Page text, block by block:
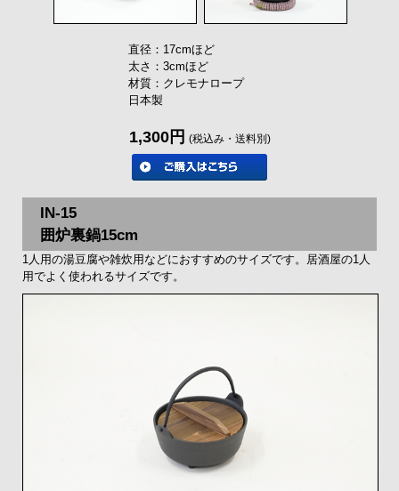
直径：17cmほど
太さ：3cmほど
材質：クレモナロープ
日本製
1,300円 (税込み・送料別)
IN-15
囲炉裏鍋15cm
1人用の湯豆腐や雑炊用などにおすすめのサイズです。居酒屋の1人
用でよく使われるサイズです。